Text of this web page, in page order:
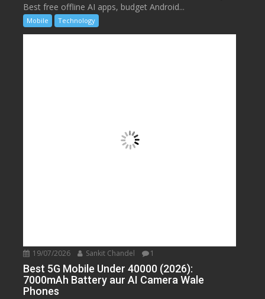
Best free offline AI apps, budget Android...
Mobile Technology
19/07/2026 Sankit Chandel 1
Best 5G Mobile Under 40000 (2026):
7000mAh Battery aur AI Camera Wale
Phones